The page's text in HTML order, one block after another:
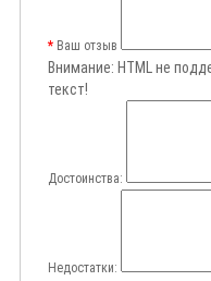
Ваш отзыв
Внимание: HTML не
текст!
Достоинства:
Недостатки: